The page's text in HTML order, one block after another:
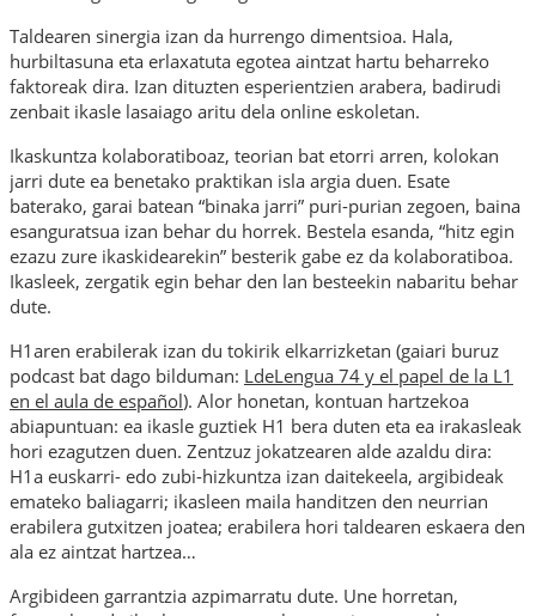
Taldearen sinergia izan da hurrengo dimentsioa. Hala,
hurbiltasuna eta erlaxatuta egotea aintzat hartu beharreko
faktoreak dira. Izan dituzten esperientzien arabera, badirudi
zenbait ikasle lasaiago aritu dela online eskoletan.
Ikaskuntza kolaboratiboaz, teorian bat etorri arren, kolokan
jarri dute ea benetako praktikan isla argia duen. Esate
baterako, garai batean “binaka jarri” puri-purian zegoen, baina
esanguratsua izan behar du horrek. Bestela esanda, “hitz egin
ezazu zure ikaskidearekin” besterik gabe ez da kolaboratiboa.
Ikasleek, zergatik egin behar den lan besteekin nabaritu behar
dute.
H1aren erabilerak izan du tokirik elkarrizketan (gaiari buruz
podcast bat dago bilduman: LdeLengua 74 y el papel de la L1
en el aula de español). Alor honetan, kontuan hartzekoa
abiapuntuan: ea ikasle guztiek H1 bera duten eta ea irakasleak
hori ezagutzen duen. Zentzuz jokatzearen alde azaldu dira:
H1a euskarri- edo zubi-hizkuntza izan daitekeela, argibideak
emateko baliagarri; ikasleen maila handitzen den neurrian
erabilera gutxitzen joatea; erabilera hori taldearen eskaera den
ala ez aintzat hartzea…
Argibideen garrantzia azpimarratu dute. Une horretan,